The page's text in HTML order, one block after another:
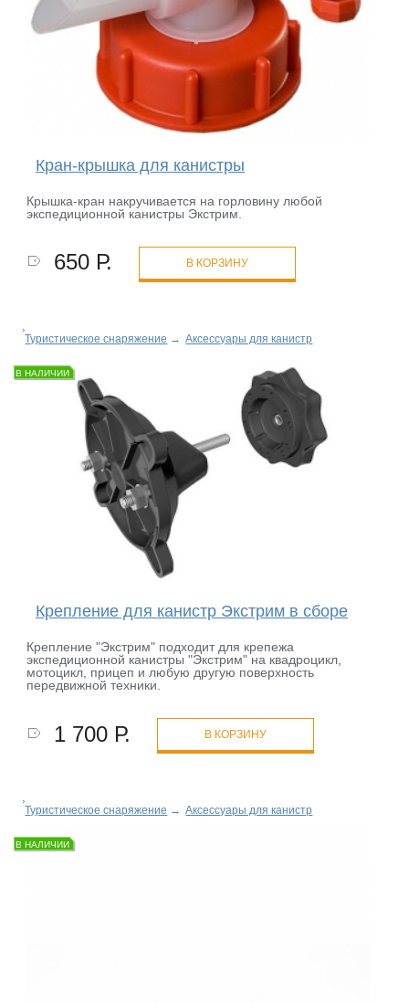
Кран-крышка для канистры
Крышка-кран накручивается на горловину любой
экспедиционной канистры Экстрим.
650 Р. В КОРЗИНУ
Туристическое снаряжение → Аксессуары для канистр
В НАЛИЧИИ
Крепление для канистр Экстрим в сборе
Крепление "Экстрим" подходит для крепежа
экспедиционной канистры "Экстрим" на квадроцикл,
мотоцикл, прицеп и любую другую поверхность
передвижной техники.
1 700 Р. В КОРЗИНУ
Туристическое снаряжение → Аксессуары для канистр
В НАЛИЧИИ